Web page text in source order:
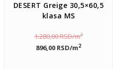
DESERT Greige 30,5×60,5
klasa MS
1.280,00RSD/m2
896,00 RSD/m2